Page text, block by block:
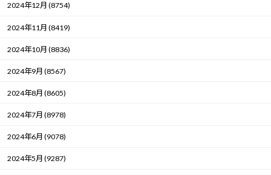
2024年12月 (8754)
2024年11月 (8419)
2024年10月 (8836)
2024年9月 (8567)
2024年8月 (8605)
2024年7月 (8978)
2024年6月 (9078)
2024年5月 (9287)